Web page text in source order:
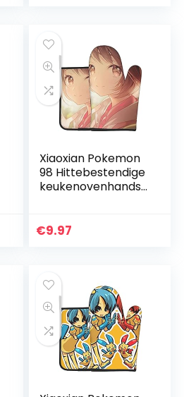
te…
Xiaoxian Pokemon
98 Hittebestendige
keukenovenhandsc
n en
€9.97